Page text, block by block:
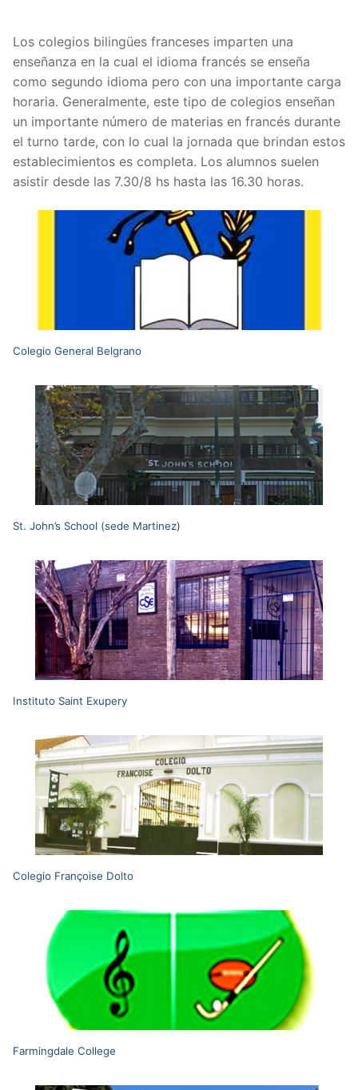
Los colegios bilingües franceses imparten una
enseñanza en la cual el idioma francés se enseña
como segundo idioma pero con una importante carga
horaria. Generalmente, este tipo de colegios enseñan
un importante número de materias en francés durante
el turno tarde, con lo cual la jornada que brindan estos
establecimientos es completa. Los alumnos suelen
asistir desde las 7.30/8 hs hasta las 16.30 horas.
Colegio General Belgrano
St. John’s School (sede Martinez)
Instituto Saint Exupery
Colegio Françoise Dolto
Farmingdale College